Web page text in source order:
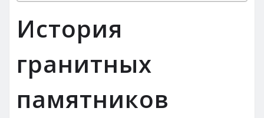
История
гранитных
памятников